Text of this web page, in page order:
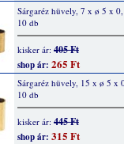
Sárgaréz hüvely, 7 x ø 5 x
10 db
kisker ár: 405 Ft
shop ár: 265 Ft
Sárgaréz hüvely, 15 x ø 5 x
10 db
kisker ár: 445 Ft
shop ár: 315 Ft